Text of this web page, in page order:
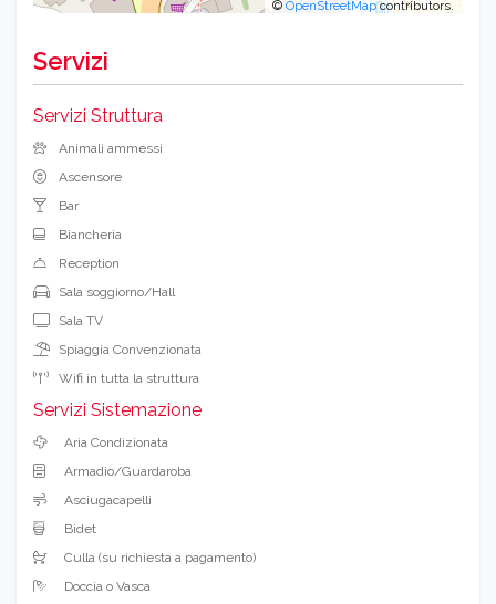
©OpenStreetMapcontributors.
Servizi
Servizi Struttura
Animali ammessi
Ascensore
Bar
Biancheria
Reception
Sala soggiorno/Hall
Sala TV
Spiaggia Convenzionata
Wifi in tutta la struttura
Servizi Sistemazione
Aria Condizionata
Armadio/Guardaroba
Asciugacapelli
Bidet
Culla (su richiesta a pagamento)
Doccia o Vasca